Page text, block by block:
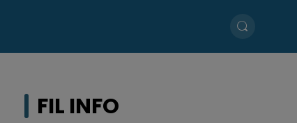
FIL INFO